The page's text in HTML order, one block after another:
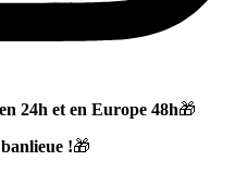
24h et en Europe 48h🎁
!🎁